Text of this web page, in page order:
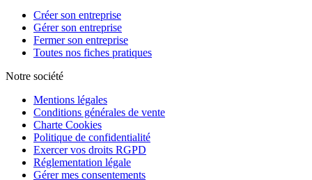
Créer son entreprise
Gérer son entreprise
Fermer son entreprise
Toutes nos fiches pratiques
Notre société
Mentions légales
Conditions générales de vente
Charte Cookies
Politique de confidentialité
Exercer vos droits RGPD
Réglementation légale
Gérer mes consentements